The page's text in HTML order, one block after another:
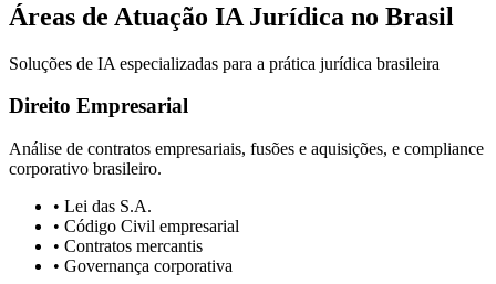
Áreas de Atuação IA Jurídica no Brasil
Soluções de IA especializadas para a prática jurídica brasileira
Direito Empresarial
Análise de contratos empresariais, fusões e aquisições, e compliance
corporativo brasileiro.
• Lei das S.A.
• Código Civil empresarial
• Contratos mercantis
• Governança corporativa